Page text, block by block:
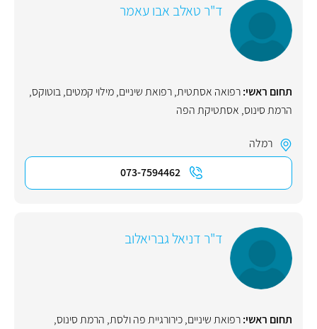
ד"ר טאלב אבו עאמר
תחום ראשי:רפואה אסתטית,רפואת שיניים,מילוי קמטים,בוטוקס,
הרמת סינוס, אסתטיקת הפה
רמלה
073-7594462
ד"ר דניאל גבריאלוב
תחום ראשי:רפואת שיניים,כירורגיית פה ולסת, הרמת סינוס,